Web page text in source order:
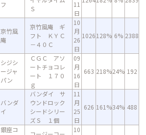
フ
Ｓ
11
日
京竹風
庵
京竹風庵 ギ
フト ＫＹＣ
－４０Ｃ
10
月
26
日
1026128% 6% 2388
シジシ
ージャ
パン
ＣＧＣ アソ
ートチョコレ
ート １７０
ｇ
09
月
16
日
663 218%24% 192
バンダ
イ
バンダイ サ
ウンドロック
シードシリー
ズＳ １個
11
月
25
日
626 161%34% 488
銀座コ
10